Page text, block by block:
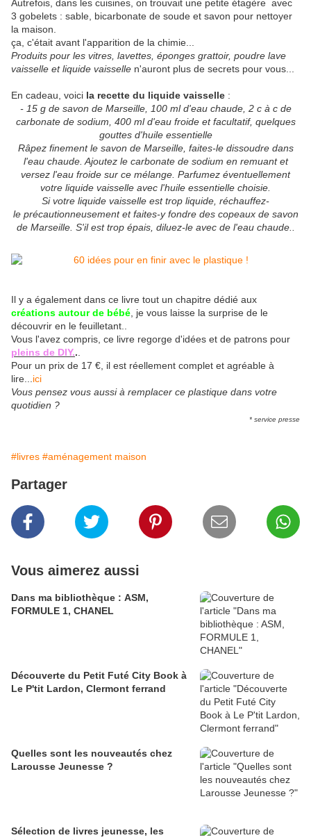
Autrefois, dans les cuisines, on trouvait une petite étagère avec
3 gobelets : sable, bicarbonate de soude et savon pour nettoyer
la maison.
ça, c'était avant l'apparition de la chimie...
Produits pour les vitres, lavettes, éponges grattoir, poudre lave
vaisselle et liquide vaisselle n'auront plus de secrets pour vous...
En cadeau, voici la recette du liquide vaisselle :
- 15 g de savon de Marseille, 100 ml d'eau chaude, 2 c à c de
carbonate de sodium, 400 ml d'eau froide et facultatif, quelques
gouttes d'huile essentielle
Râpez finement le savon de Marseille, faites-le dissoudre dans
l'eau chaude. Ajoutez le carbonate de sodium en remuant et
versez l'eau froide sur ce mélange. Parfumez éventuellement
votre liquide vaisselle avec l'huile essentielle choisie.
Si votre liquide vaisselle est trop liquide, réchauffez-
le précautionneusement et faites-y fondre des copeaux de savon
de Marseille. S'il est trop épais, diluez-le avec de l'eau chaude..
Il y a également dans ce livre tout un chapitre dédié aux
créations autour de bébé , je vous laisse la surprise de le
découvrir en le feuilletant..
Vous l'avez compris, ce livre regorge d'idées et de patrons pour
pleins de DIY..
Pour un prix de 17 €, il est réellement complet et agréable à
lire... ici
Vous pensez vous aussi à remplacer ce plastique dans votre
quotidien ?
* service presse
#livres #aménagement maison
Partager
Vous aimerez aussi
Dans ma bibliothèque : ASM,
FORMULE 1, CHANEL
Découverte du Petit Futé City Book à
Le P'tit Lardon, Clermont ferrand
Quelles sont les nouveautés chez
Larousse Jeunesse ?
Sélection de livres jeunesse, les